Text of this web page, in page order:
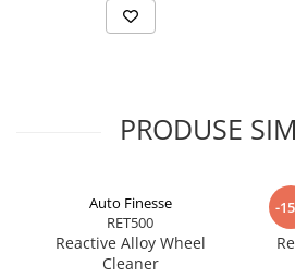
PRODUSE
Auto Finesse
RET500
Reactive Alloy Wheel
Cleaner
-